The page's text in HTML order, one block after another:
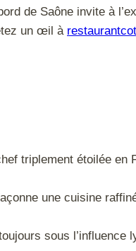
de Saône invite à
un œil à
triplement étoilée en
une cuisine
sous